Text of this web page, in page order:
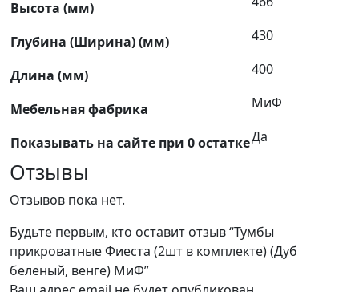
Высота (мм)
Глубина (Ширина) (мм) 430
Длина (мм) 400
Мебельная фабрика МиФ
Показывать на сайте при 0 остаткеДа
Отзывы
Отзывов пока нет.
Будьте первым, кто оставит отзыв “Тумбы
прикроватные Фиеста (2шт в комплекте) (Дуб
беленый, венге) МиФ”